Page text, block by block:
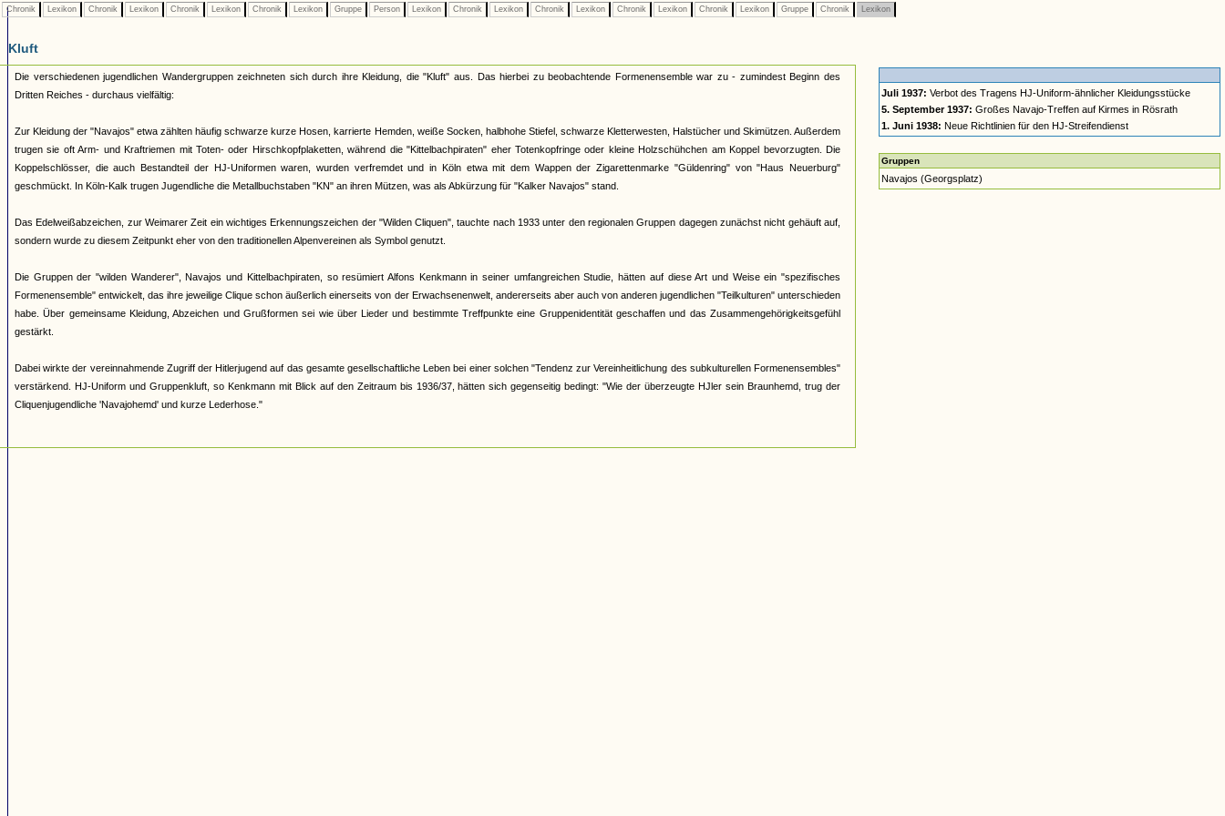
Chronik Lexikon Chronik Lexikon Chronik Lexikon Chronik Lexikon Gruppe Person Lexikon Chronik Lexikon Chronik Lexikon Chronik Lexikon Chronik Lexikon Gruppe Chronik Lexikon
Kluft
Die verschiedenen jugendlichen Wandergruppen zeichneten sich durch ihre Kleidung, die "Kluft" aus. Das hierbei zu beobachtende Formenensemble war zu - zumindest Beginn des
Dritten Reiches - durchaus vielfältig:
Zur Kleidung der "Navajos" etwa zählten häufig schwarze kurze Hosen, karrierte Hemden, weiße Socken, halbhohe Stiefel, schwarze Kletterwesten, Halstücher und Skimützen. Außerdem
trugen sie oft Arm- und Kraftriemen mit Toten- oder Hirschkopfplaketten, während die "Kittelbachpiraten" eher Totenkopfringe oder kleine Holzschühchen am Koppel bevorzugten. Die
Koppelschlösser, die auch Bestandteil der HJ-Uniformen waren, wurden verfremdet und in Köln etwa mit dem Wappen der Zigarettenmarke "Güldenring" von "Haus Neuerburg"
geschmückt. In Köln-Kalk trugen Jugendliche die Metallbuchstaben "KN" an ihren Mützen, was als Abkürzung für "Kalker Navajos" stand.
Das Edelweißabzeichen, zur Weimarer Zeit ein wichtiges Erkennungszeichen der "Wilden Cliquen", tauchte nach 1933 unter den regionalen Gruppen dagegen zunächst nicht gehäuft auf,
sondern wurde zu diesem Zeitpunkt eher von den traditionellen Alpenvereinen als Symbol genutzt.
Die Gruppen der "wilden Wanderer", Navajos und Kittelbachpiraten, so resümiert Alfons Kenkmann in seiner umfangreichen Studie, hätten auf diese Art und Weise ein "spezifisches
Formenensemble" entwickelt, das ihre jeweilige Clique schon äußerlich einerseits von der Erwachsenenwelt, andererseits aber auch von anderen jugendlichen "Teilkulturen" unterschieden
habe. Über gemeinsame Kleidung, Abzeichen und Grußformen sei wie über Lieder und bestimmte Treffpunkte eine Gruppenidentität geschaffen und das Zusammengehörigkeitsgefühl
gestärkt.
Dabei wirkte der vereinnahmende Zugriff der Hitlerjugend auf das gesamte gesellschaftliche Leben bei einer solchen "Tendenz zur Vereinheitlichung des subkulturellen Formenensembles"
verstärkend. HJ-Uniform und Gruppenkluft, so Kenkmann mit Blick auf den Zeitraum bis 1936/37, hätten sich gegenseitig bedingt: "Wie der überzeugte HJler sein Braunhemd, trug der
Cliquenjugendliche 'Navajohemd' und kurze Lederhose."
Juli 1937: Verbot des Tragens HJ-Uniform-ähnlicher Kleidungsstücke
5. September 1937: Großes Navajo-Treffen auf Kirmes in Rösrath
1. Juni 1938: Neue Richtlinien für den HJ-Streifendienst
Gruppen
Navajos (Georgsplatz)